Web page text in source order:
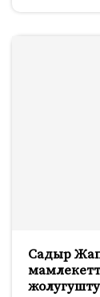
Садыр
жолугушту